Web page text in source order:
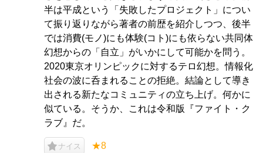
半は平成という「失敗したプロジェクト」につい
て振り返りながら著者の前歴を紹介しつつ、後半
では消費(モノ)にも体験(コト)にも依らない共同体
幻想からの「自立」がいかにして可能かを問う。
2020東京オリンピックに対するテロ幻想。情報化
社会の波に呑まれることの拒絶。結論として導き
出される新たなコミュニティの立ち上げ。何かに
似ている。そうか、これは令和版『ファイト・ク
ラブ』だ。
ナイス ★8